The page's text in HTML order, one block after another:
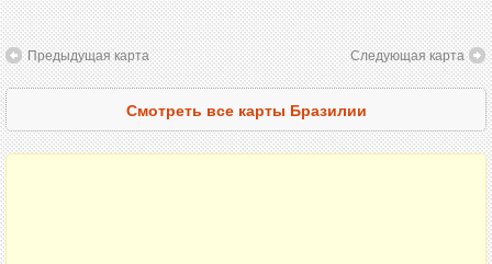
Предыдущая карта Следующая карта
Смотреть все карты Бразилии